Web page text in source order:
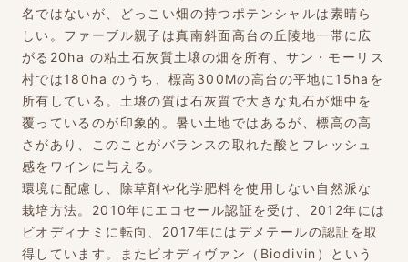
名ではないが、どっこい畑の持つポテンシャルは素晴ら
しい。ファーブル親子は真南斜面高台の丘陵地一帯に広
がる20ha の粘土石灰質土壌の畑を所有、サン・モーリス
村では180ha のうち、標高300Mの高台の平地に15haを
所有している。土壌の質は石灰質で大きな丸石が畑中を
覆っているのが印象的。暑い土地ではあるが、標高の高
さがあり、このことがバランスの取れた酸とフレッシュ
感をワインに与える。
環境に配慮し、除草剤や化学肥料を使用しない自然派な
栽培方法。2010年にエコセール認証を受け、2012年には
ビオディナミに転向、2017年にはデメテールの認証を取
得しています。またビオディヴァン（Biodivin）という